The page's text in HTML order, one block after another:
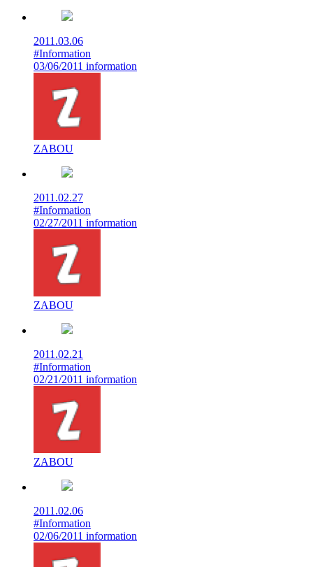
2011.03.06
#Information
03/06/2011 information
ZABOU
2011.02.27
#Information
02/27/2011 information
ZABOU
2011.02.21
#Information
02/21/2011 information
ZABOU
2011.02.06
#Information
02/06/2011 information